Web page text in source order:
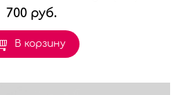
700 руб.
В корзину